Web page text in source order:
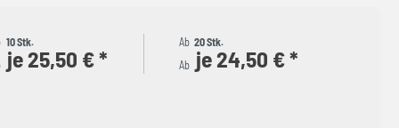
10 Stk.
je 25,50 € *
Ab 20 Stk.
Ab je 24,50 € *